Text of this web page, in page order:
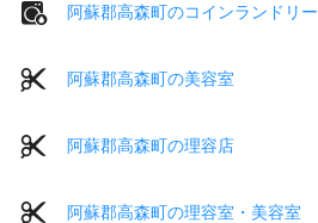
阿蘇郡高森町のコインランドリー
阿蘇郡高森町の美容室
阿蘇郡高森町の理容店
阿蘇郡高森町の理容室・美容室